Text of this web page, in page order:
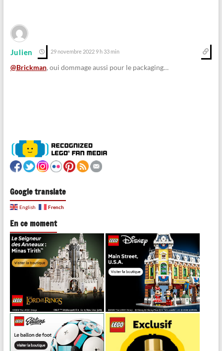
Julien 29 novembre 2022 9 h 33 min
@Brickman, oui dommage aussi pour le packaging…
Google translate
English French
En ce moment